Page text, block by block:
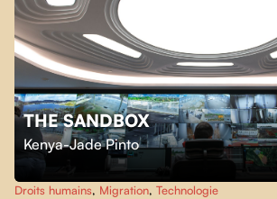
THE SANDBOX
Kenya-Jade Pinto
Droits humains, Migration, Technologie